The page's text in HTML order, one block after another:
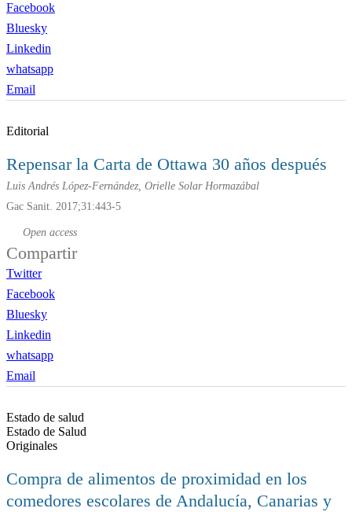
Facebook
Bluesky
Linkedin
whatsapp
Email
Editorial
Repensar la Carta de Ottawa 30 años después
Luis Andrés López-Fernández, Orielle Solar Hormazábal
Gac Sanit. 2017;31:443-5
Open access
Compartir
Twitter
Facebook
Bluesky
Linkedin
whatsapp
Email
Estado de salud
Estado de Salud
Originales
Compra de alimentos de proximidad en los
comedores escolares de Andalucía, Canarias y